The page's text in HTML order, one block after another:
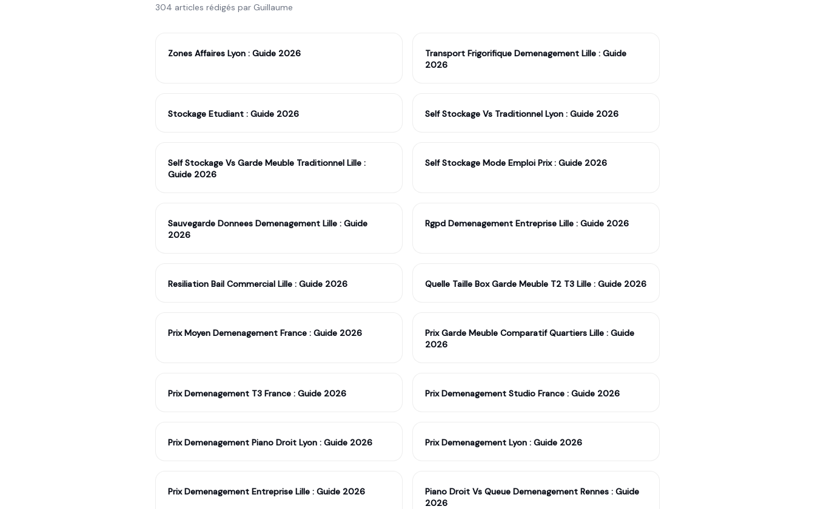
304 articles rédigés par Guillaume
Zones Affaires Lyon : Guide 2026
Transport Frigorifique Demenagement Lille : Guide
2026
Stockage Etudiant : Guide 2026 Self Stockage Vs Traditionnel Lyon : Guide 2026
Self Stockage Vs Garde Meuble Traditionnel Lille :
Guide 2026
Self Stockage Mode Emploi Prix : Guide 2026
Sauvegarde Donnees Demenagement Lille : Guide
2026
Rgpd Demenagement Entreprise Lille : Guide 2026
Resiliation Bail Commercial Lille : Guide 2026 Quelle Taille Box Garde Meuble T2 T3 Lille : Guide 2026
Prix Moyen Demenagement France : Guide 2026
Prix Garde Meuble Comparatif Quartiers Lille : Guide
2026
Prix Demenagement T3 France : Guide 2026 Prix Demenagement Studio France : Guide 2026
Prix Demenagement Piano Droit Lyon : Guide 2026 Prix Demenagement Lyon : Guide 2026
Prix Demenagement Entreprise Lille : Guide 2026
Piano Droit Vs Queue Demenagement Rennes : Guide
2026